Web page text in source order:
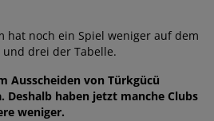
hat noch ein Spiel weniger auf dem
und drei der Tabelle.
Ausscheiden von Türkgücü
Deshalb haben jetzt manche Clubs
weniger.